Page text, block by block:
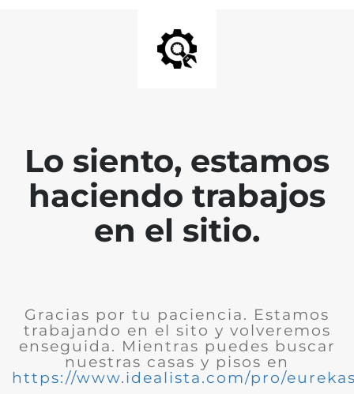
Lo siento, estamos
haciendo trabajos
en el sitio.
Gracias por tu paciencia. Estamos
trabajando en el sito y volveremos
enseguida. Mientras puedes buscar
nuestras casas y pisos en
https://www.idealista.com/pro/